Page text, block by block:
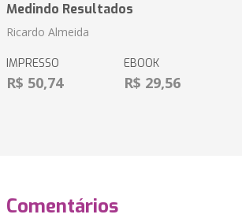
Medindo Resultados
Ricardo Almeida
IMPRESSO
R$ 50,74
EBOOK
R$ 29,56
Comentários